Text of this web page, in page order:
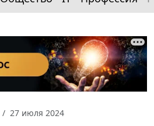
27 июля 2024